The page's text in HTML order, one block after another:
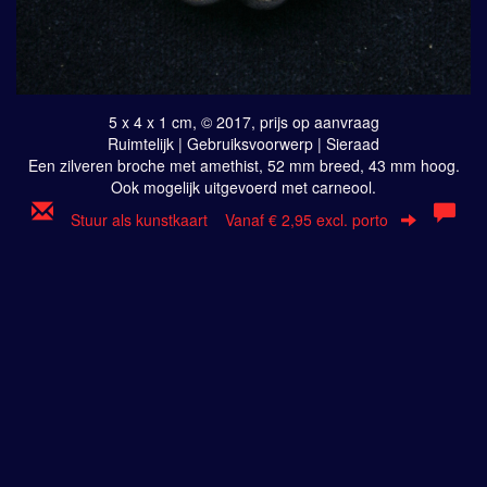
5 x 4 x 1 cm, © 2017, prijs op aanvraag
Ruimtelijk | Gebruiksvoorwerp | Sieraad
Een zilveren broche met amethist, 52 mm breed, 43 mm hoog.
Ook mogelijk uitgevoerd met carneool.
Stuur als kunstkaart Vanaf € 2,95 excl. porto